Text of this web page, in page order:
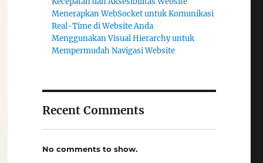
Menerapkan WebSocket untuk Komunikasi
Real-Time di Website Anda
Menggunakan Visual Hierarchy untuk
Mempermudah Navigasi Website
Recent Comments
No comments to show.